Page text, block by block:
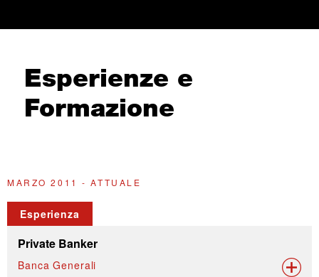
Esperienze e
Formazione
MARZO 2011 - ATTUALE
Esperienza
Private Banker
Banca Generali